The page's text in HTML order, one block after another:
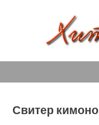
Свитер кимоно